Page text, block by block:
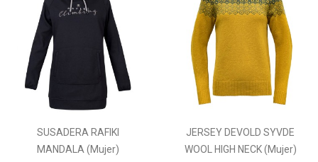
SUSADERA RAFIKI
MANDALA (Mujer)
JERSEY DEVOLD SYVDE
WOOL HIGH NECK (Mujer)